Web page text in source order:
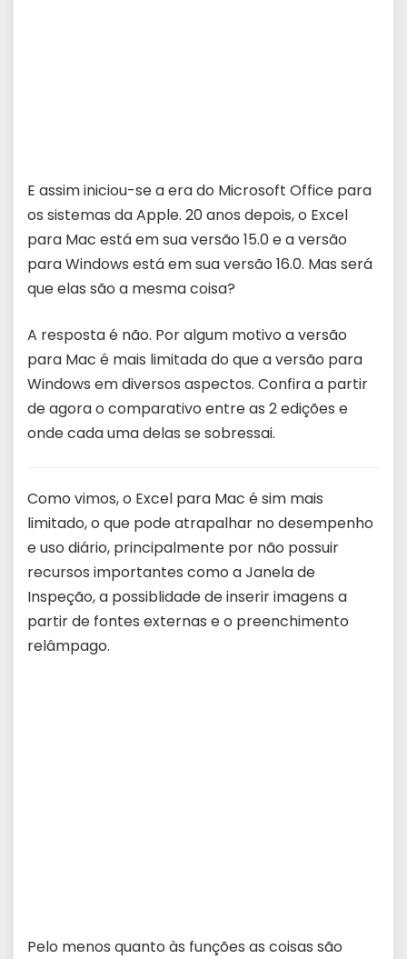
E assim iniciou-se a era do Microsoft Office para
os sistemas da Apple. 20 anos depois, o Excel
para Mac está em sua versão 15.0 e a versão
para Windows está em sua versão 16.0. Mas será
que elas são a mesma coisa?
A resposta é não. Por algum motivo a versão
para Mac é mais limitada do que a versão para
Windows em diversos aspectos. Confira a partir
de agora o comparativo entre as 2 edições e
onde cada uma delas se sobressai.
Como vimos, o Excel para Mac é sim mais
limitado, o que pode atrapalhar no desempenho
e uso diário, principalmente por não possuir
recursos importantes como a Janela de
Inspeção, a possiblidade de inserir imagens a
partir de fontes externas e o preenchimento
relâmpago.
Pelo menos quanto às funções as coisas são